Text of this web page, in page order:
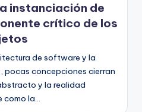
instanciación de
crítico de los
de software y la
pocas concepciones cierran
y la realidad
como la…